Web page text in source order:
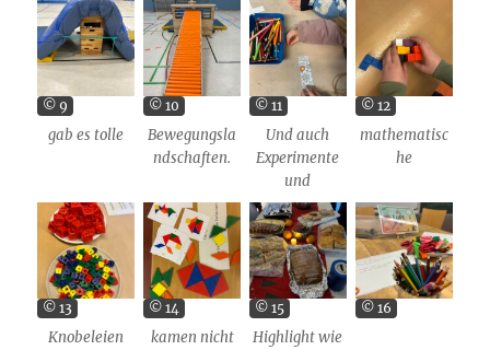
© 9
gab es tolle
© 10
Bewegungsla
ndschaften.
© 11
Und auch
Experimente
und
© 12
mathematisc
he
© 13
Knobeleien
© 14
kamen nicht
© 15
Highlight wie
© 16